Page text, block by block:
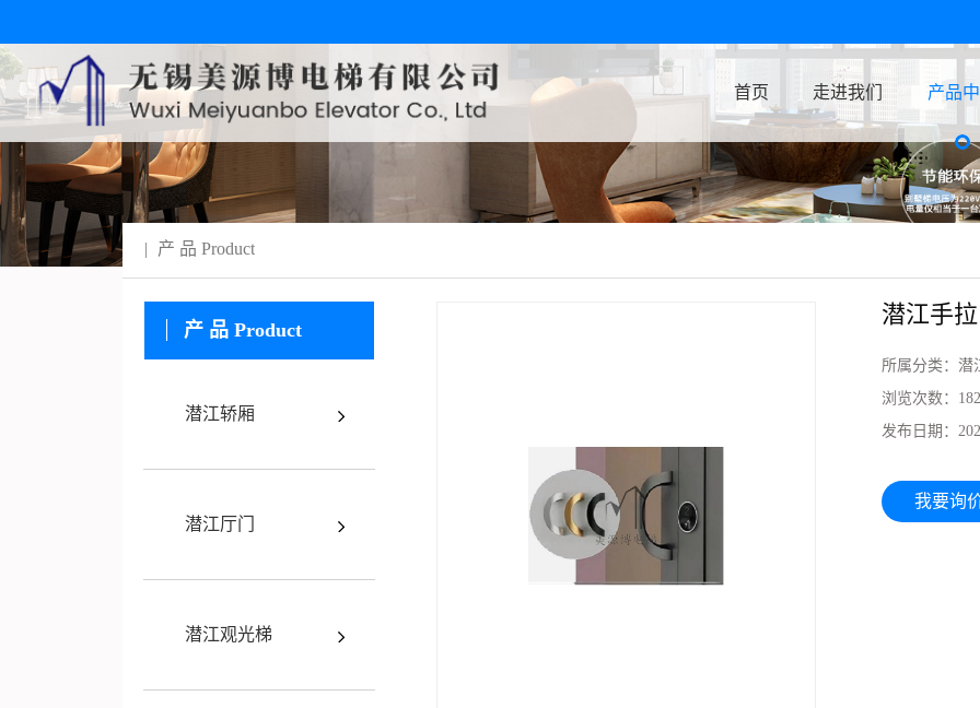
首页 走进我们 产品
产 品 Product
产 品 Product
潜江轿厢
潜江厅门
潜江观光梯
潜江手
所属分类： 潜
浏览次数：
发布日期：
我要询